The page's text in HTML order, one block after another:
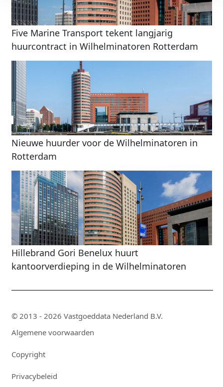
Five Marine Transport tekent langjarig
huurcontract in Wilhelminatoren Rotterdam
Nieuwe huurder voor de Wilhelminatoren in
Rotterdam
Hillebrand Gori Benelux huurt
kantoorverdieping in de Wilhelminatoren
© 2013 - 2026 Vastgoeddata Nederland B.V.
Algemene voorwaarden
Copyright
Privacybeleid